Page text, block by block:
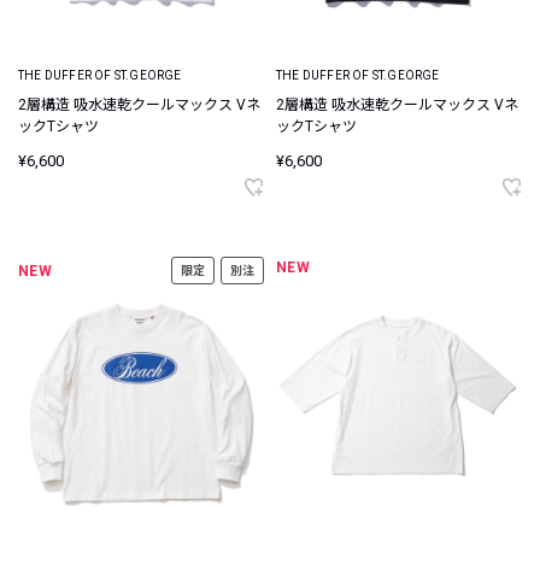
THE DUFFER OF ST.GEORGE
2層構造 吸水速乾クールマックス Vネ
ックTシャツ
¥6,600
THE DUFFER OF ST.GEORGE
2層構造 吸水速乾クールマックス Vネ
ックTシャツ
¥6,600
NEW 限定 別注 NEW